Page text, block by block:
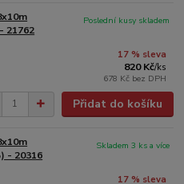
21762
17 % sleva
820 Kč/ks
678 Kč bez DPH
Poslední kusy skladem
Přidat do košíku
- 20316
17 % sleva
Skladem 3 ks a více